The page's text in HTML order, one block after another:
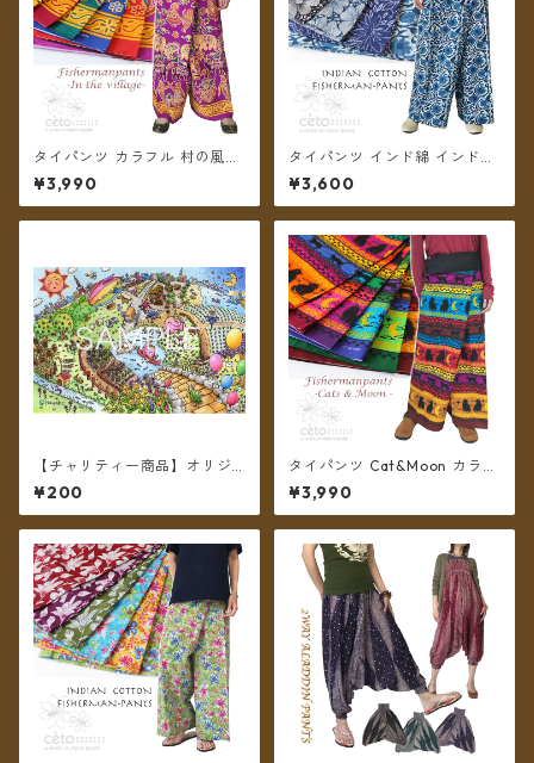
タイパンツ カラフル 村の風景
プリント 6カラー リゾパン ロ
ング丈【メール便送料無料】
¥3,990
タイパンツ インド綿 インド更
紗 no.13 ネイビー&モノトーン
フラワープリント 3タイプ全4
カラー ロング丈【メール便送
¥3,600
【チャリティー商品】オリジ
ナル チャリティポストカード
～We are all alive 2～
¥200
タイパンツ Cat&Moon カラフ
ルボーダー 6カラー リゾパン
ロング丈【メール便送料無
料】
¥3,990